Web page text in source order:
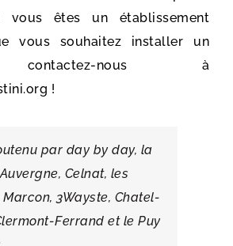
vous êtes un établissement
vous souhaitez installer un
contactez-nous à
!
par day by day, la
Celnat, les
3Wayste, Chatel-
Ferrand et le Puy